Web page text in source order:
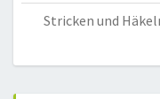
Stricken und